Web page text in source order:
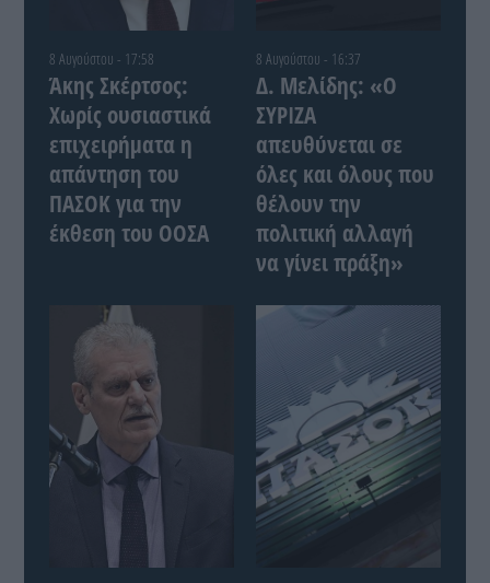
8 Αυγούστου - 17:58
Άκης Σκέρτσος:
Χωρίς ουσιαστικά
επιχειρήματα η
απάντηση του
ΠΑΣΟΚ για την
έκθεση του ΟΟΣΑ
8 Αυγούστου - 16:37
Δ. Μελίδης: «Ο
ΣΥΡΙΖΑ
απευθύνεται σε
όλες και όλους που
θέλουν την
πολιτική αλλαγή
να γίνει πράξη»